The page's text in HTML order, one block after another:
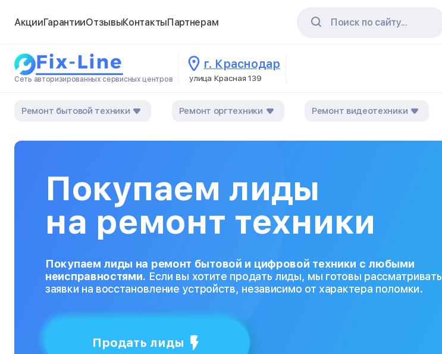
АкцииГарантииОтзывыКонтактыПартнерам Поиск по сайту...
Сеть авторизированных сервисных центров
г. Краснодар
улица Красная 139
Ремонт бытовой техники Ремонт оргтехники Ремонт видеотехники
Покупаем лиды
на ремонт техники
Покупаем лиды на ремонт бытовой и цифровой техники с любыми
неисправностями. Если вы хотите продать лиды, мы готовы рассматривать
заявки на восстановление устройств, независимо от характера поломки.
Продать лиды